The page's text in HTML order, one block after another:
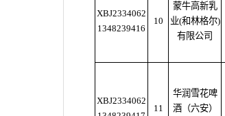
XBJ2334062
1348239416
10
蒙牛高新乳
业(和林格尔)
有限公司
XBJ2334062
11
华润雪花啤
酒（六安）